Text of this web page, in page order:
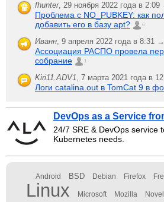
fhunter, 29 ноября 2022 года в 2:09
Проблема с NO_PUBKEY: как
добавить его в базу apt?
6
Иванн, 9 апреля 2022 года в 8:31 →
Ассоциация РАСПО провела
собрание
1
Kiri11.ADV1, 7 марта 2021 года в
Логи catalina.out в TomCat 9 в
DevOps as a Service
24/7 SRE & DevOps service
Kubernetes needs.
Android BSD Debian Firefox
Linux Microsoft Mozilla Novell